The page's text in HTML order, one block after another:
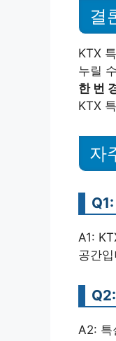
결
KTX
누릴
한 번
KTX
자
A1:
공간
A2: 특